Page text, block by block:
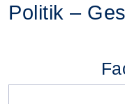
Politik –